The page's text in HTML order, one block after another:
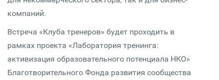
компаний.
Встреча «Клуба тренеров» будет проходить в
рамках проекта «Лаборатория тренинга:
активизация образовательного потенциала НКО»
Благотворительного Фонда развития сообщества